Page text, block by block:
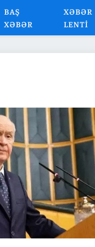
BAŞ
XƏBƏR
XƏBƏR
LENTI